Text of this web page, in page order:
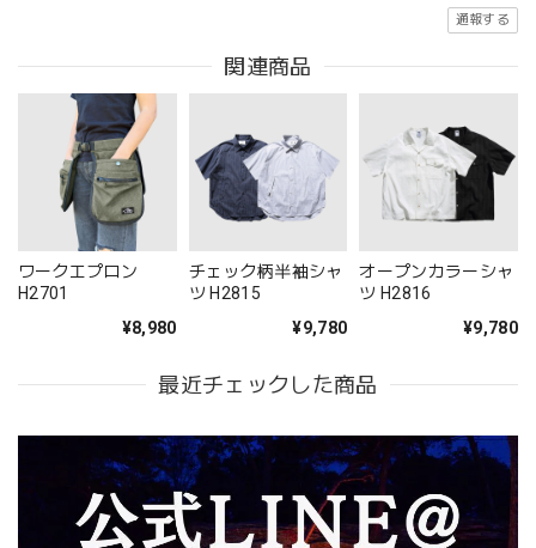
通報する
関連商品
ワークエプロン
H2701
¥8,980
チェック柄半袖シャ
ツ H2815
¥9,780
オープンカラーシャ
ツ H2816
¥9,780
最近チェックした商品